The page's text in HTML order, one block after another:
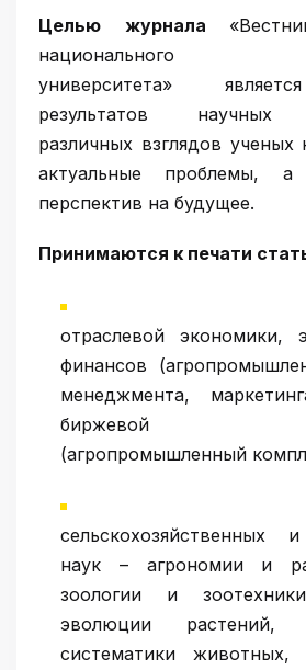
Целью журнала «
национального
университета»
результатов научных
различных взглядов ученых
актуальные проблемы,
перспектив на будущее.
Принимаются к печати
отраслевой экономики,
финансов
менеджмента,
биржевой
(агропромышленный
сельскохозяйственных
наук – агрономии и
зоологии и
эволюции растений,
систематики